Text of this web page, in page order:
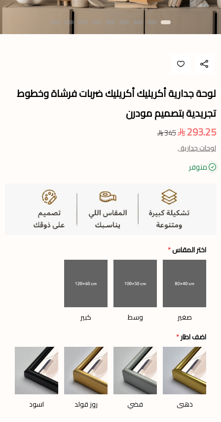
لوحة جدارية أكريليك أكريليك ضربات فرشاة وخطوط
تجريدية بتصميم مودرن
293.25
345
لوحات جدارية ,
متوفر
اختر المقاس*
صغير وسط
كبير
اضف اطار*
ذهبي فضي روز قولد اسود